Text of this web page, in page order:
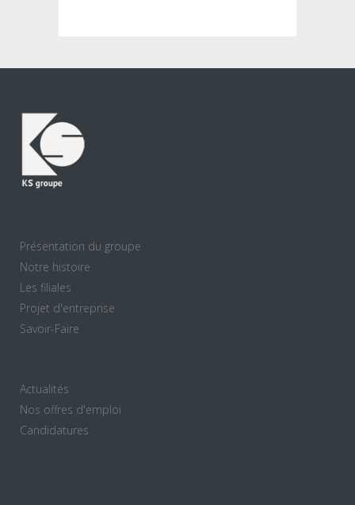
Présentation du groupe
Notre histoire
Les filiales
Projet d'entreprise
Savoir-Faire
Actualités
Nos offres d'emploi
Candidatures